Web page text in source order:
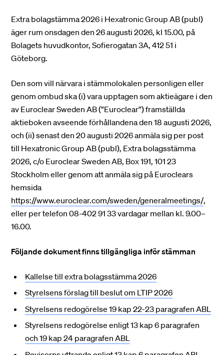
Extra bolagstämma 2026 i Hexatronic Group AB (publ)
äger rum onsdagen den 26 augusti 2026, kl 15.00, på
Bolagets huvudkontor, Sofierogatan 3A, 412 51 i
Göteborg.
Den som vill närvara i stämmolokalen personligen eller
genom ombud ska (i) vara upptagen som aktieägare i den
av Euroclear Sweden AB (”Euroclear”) framställda
aktieboken avseende förhållandena den 18 augusti 2026,
och (ii) senast den 20 augusti 2026 anmäla sig per post
till Hexatronic Group AB (publ), Extra bolagsstämma
2026, c/o Euroclear Sweden AB, Box 191, 101 23
Stockholm eller genom att anmäla sig på Euroclears
hemsida
https://www.euroclear.com/sweden/generalmeetings/,
eller per telefon 08-402 91 33 vardagar mellan kl. 9.00–
16.00.
Följande dokument finns tillgängliga inför stämman
Kallelse till extra bolagsstämma 2026
Styrelsens förslag till beslut om LTIP 2026
Styrelsens redogörelse 19 kap 22-23 paragrafen ABL
Styrelsens redogörelse enligt 13 kap 6 paragrafen
och 19 kap 24 paragrafen ABL